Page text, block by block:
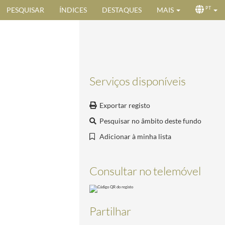
PESQUISAR ÍNDICES DESTAQUES MAIS PT
Serviços disponíveis
Exportar registo
Pesquisar no âmbito deste fundo
Adicionar à minha lista
Consultar no telemóvel
Partilhar